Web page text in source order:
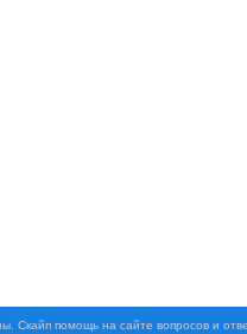
Скайп помощь на сайте вопросов и